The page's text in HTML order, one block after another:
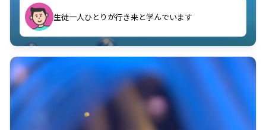
生徒一人ひとりが行き来と学んでいます
教室中の児童生徒が「問題が解けてうれしい」「解く
ことが楽しい」を実感しています